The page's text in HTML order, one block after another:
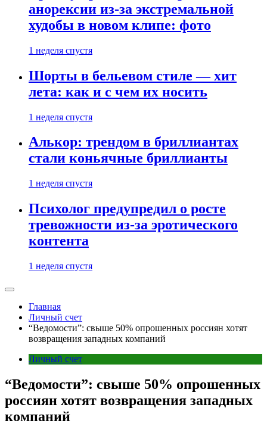
анорексии из-за экстремальной
худобы в новом клипе: фото
1 неделя спустя
Шорты в бельевом стиле — хит
лета: как и с чем их носить
1 неделя спустя
Алькор: трендом в бриллиантах
стали коньячные бриллианты
1 неделя спустя
Психолог предупредил о росте
тревожности из-за эротического
контента
1 неделя спустя
Главная
Личный счет
“Ведомости”: свыше 50% опрошенных россиян хотят
возвращения западных компаний
Личный счет
“Ведомости”: свыше 50% опрошенных
россиян хотят возвращения западных
компаний